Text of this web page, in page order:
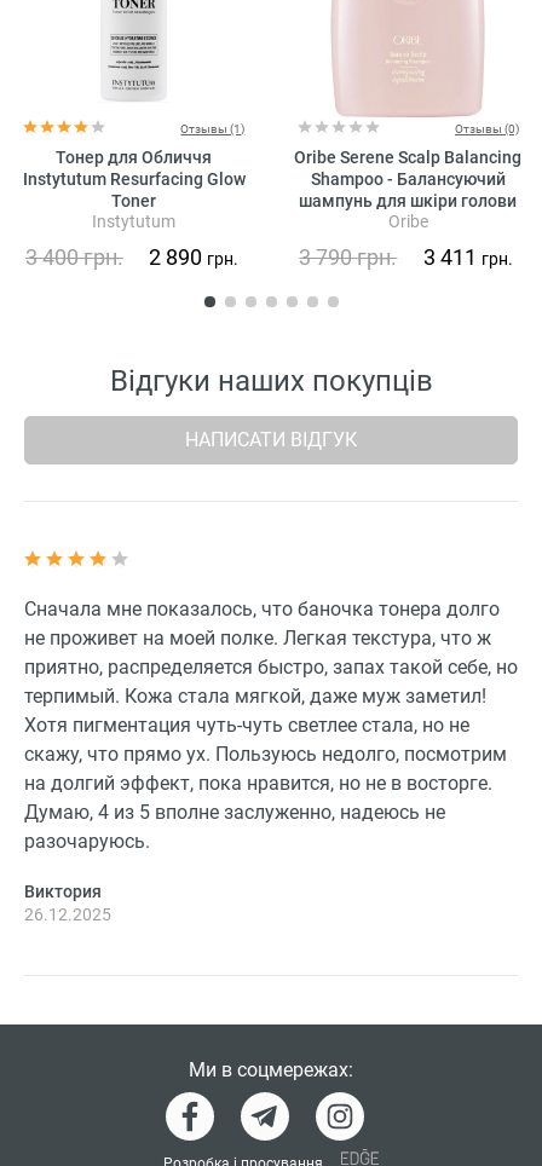
Отзывы (1)
Тонер для Обличчя
Instytutum Resurfacing Glow
Toner
Instytutum
3 400грн. 2 890 грн.
Отзывы (0)
Oribe Serene Scalp Balancing
Shampoo - Балансуючий
шампунь для шкіри голови
«Справжня гармонія»
Oribe
3 790грн. 3 411 грн.
Відгуки наших покупців
НАПИСАТИ ВІДГУК
Сначала мне показалось, что баночка тонера долго
не проживет на моей полке. Легкая текстура, что ж
приятно, распределяется быстро, запах такой себе, но
терпимый. Кожа стала мягкой, даже муж заметил!
Хотя пигментация чуть-чуть светлее стала, но не
скажу, что прямо ух. Пользуюсь недолго, посмотрим
на долгий эффект, пока нравится, но не в восторге.
Думаю, 4 из 5 вполне заслуженно, надеюсь не
разочаруюсь.
Виктория
26.12.2025
Ми в соцмережах: